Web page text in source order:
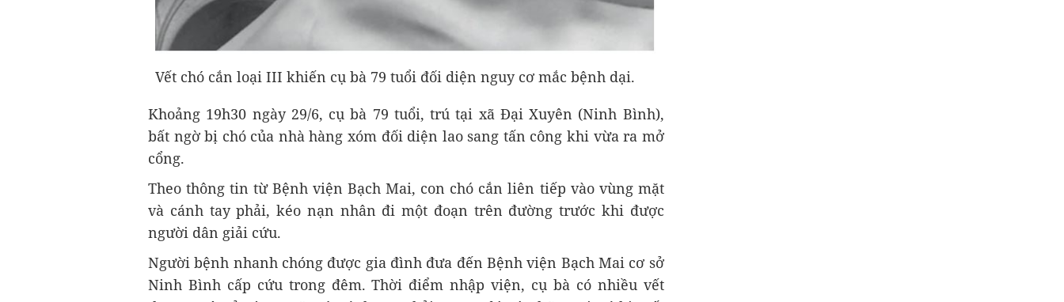
Vết chó cắn loại III khiến cụ bà 79 tuổi đối diện nguy cơ mắc bệnh dại.
Khoảng 19h30 ngày 29/6, cụ bà 79 tuổi, trú tại xã Đại Xuyên (Ninh Bình),
bất ngờ bị chó của nhà hàng xóm đối diện lao sang tấn công khi vừa ra mở
cổng.
Theo thông tin từ Bệnh viện Bạch Mai, con chó cắn liên tiếp vào vùng mặt
và cánh tay phải, kéo nạn nhân đi một đoạn trên đường trước khi được
người dân giải cứu.
Người bệnh nhanh chóng được gia đình đưa đến Bệnh viện Bạch Mai cơ sở
Ninh Bình cấp cứu trong đêm. Thời điểm nhập viện, cụ bà có nhiều vết